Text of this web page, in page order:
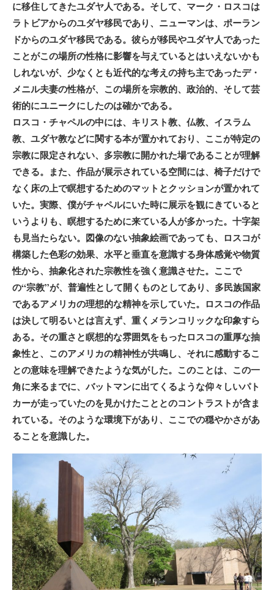
に移住してきたユダヤ人である。そして、マーク・ロスコは
ラトビアからのユダヤ移民であり、ニューマンは、ポーラン
ドからのユダヤ移民である。彼らが移民やユダヤ人であった
ことがこの場所の性格に影響を与えているとはいえないかも
しれないが、少なくとも近代的な考えの持ち主であったデ・
メニル夫妻の性格が、この場所を宗教的、政治的、そして芸
術的にユニークにしたのは確かである。
ロスコ・チャペルの中には、キリスト教、仏教、イスラム
教、ユダヤ教などに関する本が置かれており、ここが特定の
宗教に限定されない、多宗教に開かれた場であることが理解
できる。また、作品が展示されている空間には、椅子だけで
なく床の上で瞑想するためのマットとクッションが置かれて
いた。実際、僕がチャペルにいた時に展示を観にきていると
いうよりも、瞑想するために来ている人が多かった。十字架
も見当たらない。図像のない抽象絵画であっても、ロスコが
構築した色彩の効果、水平と垂直を意識する身体感覚や物質
性から、抽象化された宗教性を強く意識させた。ここで
の“宗教”が、普遍性として開くものとしてあり、多民族国家
であるアメリカの理想的な精神を示していた。ロスコの作品
は決して明るいとは言えず、重くメランコリックな印象すら
ある。その重さと瞑想的な雰囲気をもったロスコの重厚な抽
象性と、このアメリカの精神性が共鳴し、それに感動するこ
との意味を理解できたような気がした。このことは、この一
角に来るまでに、バットマンに出てくるような仰々しいパト
カーが走っていたのを見かけたこととのコントラストが含ま
れている。そのような環境下があり、ここでの穏やかさがあ
ることを意識した。